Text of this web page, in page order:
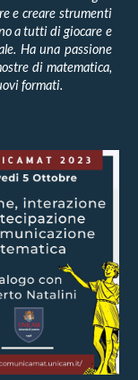
e creare strumenti
a tutti di giocare e
Ha una passione
di matematica,
formati.